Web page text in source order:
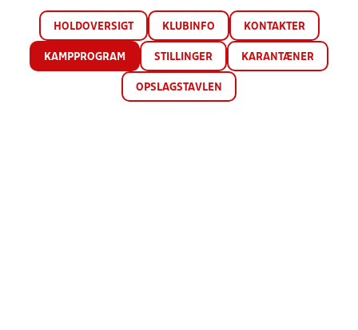
HOLDOVERSIGT KLUBINFO KONTAKTER
KAMPPROGRAM STILLINGER KARANTÆNER
OPSLAGSTAVLEN